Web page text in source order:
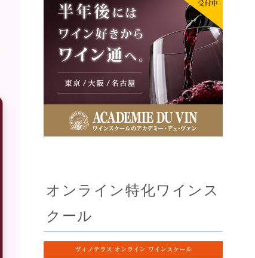
オンライン特化ワインス
クール